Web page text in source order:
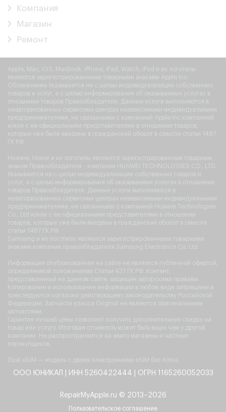
Компания
Магазин
Ремонт
Apple, Mac, iOS, Macbook, iPhone, iPad, Watch, iPod и их логотипы
являются зарегистрированными товарными знаками Apple Inc.
Обозначение Указывается не с целью индивидуализации собственных
товаров и услуг, а с целью информирования об оказываемых услугах в
отношении товаров Правообладателя. Данные услуги выполняются в
неавторизованных сервисных центрах независимыми индивидуальными
предпринимателями, не связанными с компанией Apple Inc компанией
и/или с ее официальными представителями в отношении товаров,
которые уже были введены в гражданский оборот в смысле статьи 1487
ГК РФ.
Huawei, Honor и их логотипы являются зарегистрированным товарным
знаком Правообладателя - компании HUAWEI TECHNOLOGIES CO., LTD.
Указывается не с целью индивидуализации собственных товаров и
услуг, а с целью информирования об оказываемых услугах в отношении
товаров Правообладателя. Данные услуги выполняются в
неавторизованных сервисных центрах независимыми индивидуальными
предпринимателями, не связанными с компанией Huawei Technologies
Co., Ltd и/или с ее официальными представителями в отношении
товаров, которые уже были введены в гражданский оборот в смысле
статьи 1487 ГК РФ.
Samsung и их логотипы являются зарегистрированными товарными
знаками компании правообладателя Samsung Electronics Co. Ltd.
Информация опубликованная на сайте не является публичной офертой,
определяемой положениями Статьи 437 ГК РФ. Контент,
представленный на данном сайте, защищен авторскими правами.
Копирование и использование информации в любом виде запрещены и
преследуются согласно действующему законодательству Российской
Федерации. Запчасти класса Original не являются оригинальными
запчастями.
Гарантия лучшей цены позволяет получить дополнительную скидку на
товар или услугу. Итоговая стоимость может быть выше чем у другой
компании. Не распространяется на авито магазины и частных
перекупщиков.
Dual eSIM — модель с двумя электронными eSIM без лотка.
ООО ЮНИКАЛ | ИНН 5260422444 | ОГРН 1165260052033
RepairMyApple.ru © 2013–2026
Пользовательское соглашение